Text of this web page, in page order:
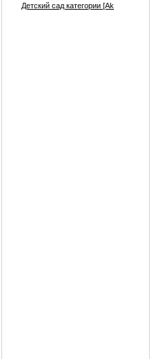
Детский сад категории [Аk